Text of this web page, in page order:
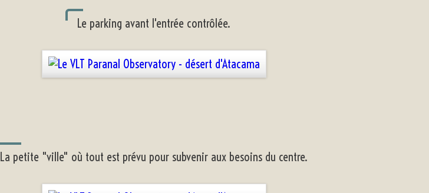
Le parking avant l'entrée contrôlée.
La petite "ville" où tout est prévu pour subvenir aux besoins du centre.